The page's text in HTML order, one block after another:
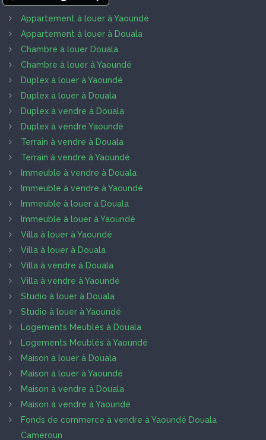
Appartement à louer à Yaoundé
Appartement à louer à Douala
Chambre à louer Douala
Chambre à louer à Yaoundé
Duplex à louer à Yaoundé
Duplex à louer à Douala
Duplex à vendre à Douala
Duplex à vendre Yaoundé
Terrain à vendre à Douala
Terrain à vendre à Yaoundé
Immeuble à vendre à Douala
Immeuble à vendre à Yaoundé
Immeuble à louer à Douala
Immeuble à louer à Yaoundé
Villa à louer à Yaoundé
Villa à louer à Douala
Villa à vendre à Douala
Villa à vendre à Yaoundé
Studio à louer à Douala
Studio à louer à Yaoundé
Logements Meublés à Douala
Logements Meublés à Yaoundé
Maison à louer à Douala
Maison à louer à Yaoundé
Maison à vendre à Douala
Maison à vendre à Yaoundé
Fonds de commerce à vendre à Yaoundé Douala
Cameroun